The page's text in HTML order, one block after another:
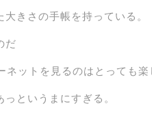
きさの手帳を持っている。
だ
ネットを見るのはとっても
というまにすぎる。